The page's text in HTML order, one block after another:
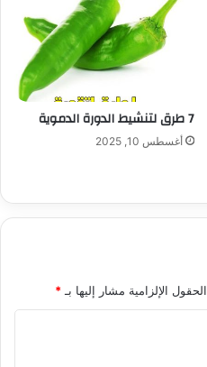
7 طرق لتنشيط الدورة الدموية
أغسطس 10, 2025
الحقول الإلزامية مشار إليها بـ *